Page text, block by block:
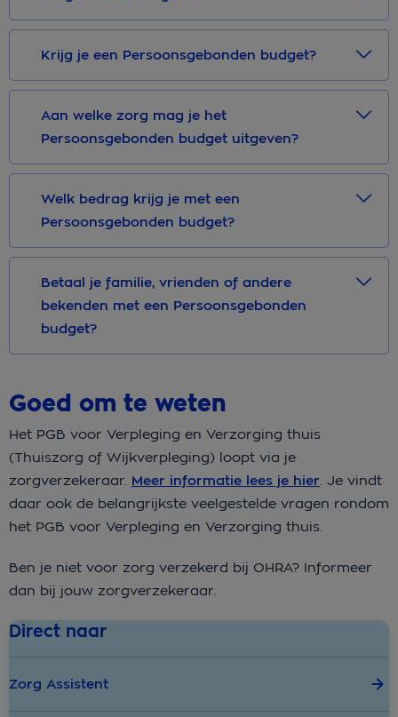
Krijg je een Persoonsgebonden budget?
Aan welke zorg mag je het
Persoonsgebonden budget uitgeven?
Welk bedrag krijg je met een
Persoonsgebonden budget?
Betaal je familie, vrienden of andere
bekenden met een Persoonsgebonden
budget?
Goed om te weten
Het PGB voor Verpleging en Verzorging thuis
(Thuiszorg of Wijkverpleging) loopt via je
zorgverzekeraar. Meer informatie lees je hier. Je vindt
daar ook de belangrijkste veelgestelde vragen rondom
het PGB voor Verpleging en Verzorging thuis.
Ben je niet voor zorg verzekerd bij OHRA? Informeer
dan bij jouw zorgverzekeraar.
Direct naar
Zorg Assistent